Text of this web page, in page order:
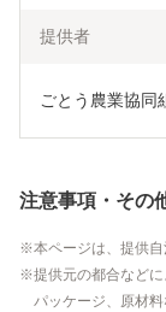
提供者
ごとう農業協同
注意事項・その
本ページは、提供
提供元の都合など
パッケージ、原材